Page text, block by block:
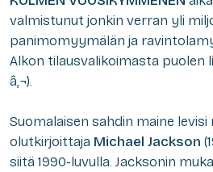
valmistunut jonkin verran yli
panimomyymälän ja
Alkon tilausvalikoimasta puolen
â‚¬).
Suomalaisen sahdin maine levisi
olutkirjoittaja Michael Jackson
siitä 1990-luvulla. Jacksonin